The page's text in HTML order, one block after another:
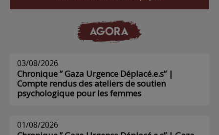
AGORA
03/08/2026
Chronique ” Gaza Urgence Déplacé.e.s” |
Compte rendus des ateliers de soutien
psychologique pour les femmes
01/08/2026